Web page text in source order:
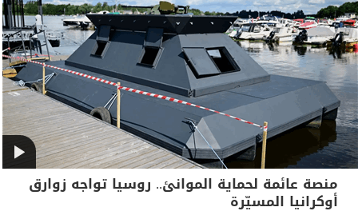
منصة عائمة لحماية الموانئ.. روسيا تواجه زوارق
أوكرانيا المسيّرة